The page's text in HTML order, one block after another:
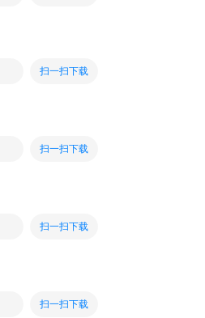
扫一扫下载
扫一扫下载
扫一扫下载
扫一扫下载